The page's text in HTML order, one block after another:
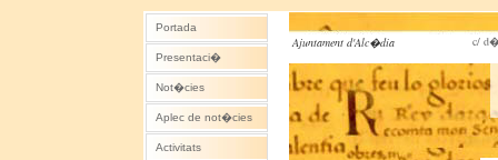
Portada
Presentaci�
Not�cies
Aplec de not�cies
Activitats
Ajuntament d'Alc�dia c/